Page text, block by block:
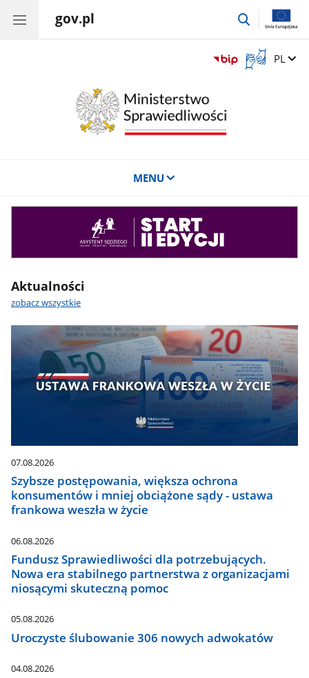
gov.pl
przejdź
Otwórz
okno
Zmień
PL
MENU
Aktualności
zobacz wszystkie
07.08.2026
Szybsze postępowania, większa ochrona
konsumentów i mniej obciążone sądy - ustawa
frankowa weszła w życie
06.08.2026
Fundusz Sprawiedliwości dla potrzebujących.
Nowa era stabilnego partnerstwa z organizacjami
niosącymi skuteczną pomoc
05.08.2026
Uroczyste ślubowanie 306 nowych adwokatów
04.08.2026